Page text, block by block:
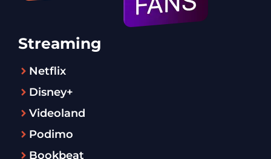
Streaming
Netflix
Disney+
Videoland
Podimo
Bookbeat